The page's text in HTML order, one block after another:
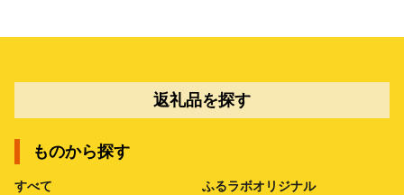
返礼品を探す
ものから探す
すべて ふるラボオリジナル